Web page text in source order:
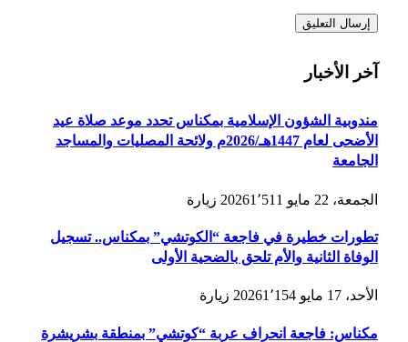
آخر الأخبار
مندوبية الشؤون الإسلامية بمكناس تحدد موعد صلاة عيد
الأضحى لعام 1447هـ/2026م ولائحة المصليات والمساجد
الجامعة
الجمعة، 22 مايو 2026 1٬511 زيارة
تطورات خطيرة في فاجعة “الكوتشي” بمكناس.. تسجيل
الوفاة الثانية والأم تلحق بالضحية الأولى
الأحد، 17 مايو 2026 1٬154 زيارة
مكناس: فاجعة انحراف عربة “كوتشي” بمنطقة بشريشرة